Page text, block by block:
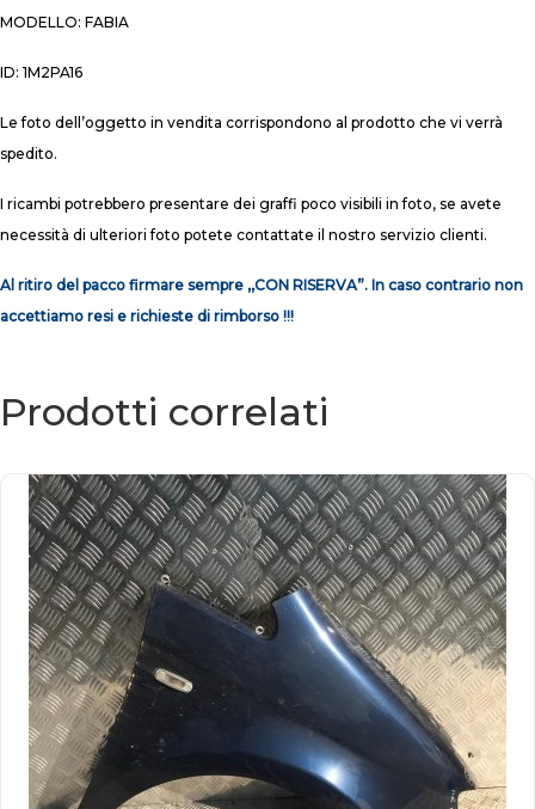
MODELLO: FABIA
ID: 1M2PA16
Le foto dell’oggetto in vendita corrispondono al prodotto che vi verrà
spedito.
I ricambi potrebbero presentare dei graffi poco visibili in foto, se avete
necessità di ulteriori foto potete contattate il nostro servizio clienti.
Al ritiro del pacco firmare sempre ,,CON RISERVA”. In caso contrario non
accettiamo resi e richieste di rimborso !!!
Prodotti correlati